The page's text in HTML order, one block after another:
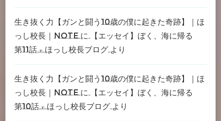
生き抜く力【ガンと闘う10歳の僕に起きた奇跡】｜ほ
っし校長｜note に
【エッセイ】ぼく、海に帰る
第11話 – ほっし校長ブログ より
生き抜く力【ガンと闘う10歳の僕に起きた奇跡】｜ほ
っし校長｜note に
【エッセイ】ぼく、海に帰る
第10話 – ほっし校長ブログ より